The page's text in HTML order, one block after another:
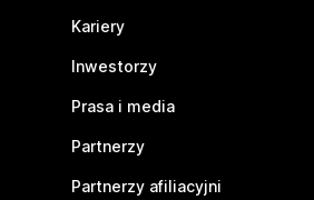
Kariery
Inwestorzy
Prasa i media
Partnerzy
Partnerzy afiliacyjni